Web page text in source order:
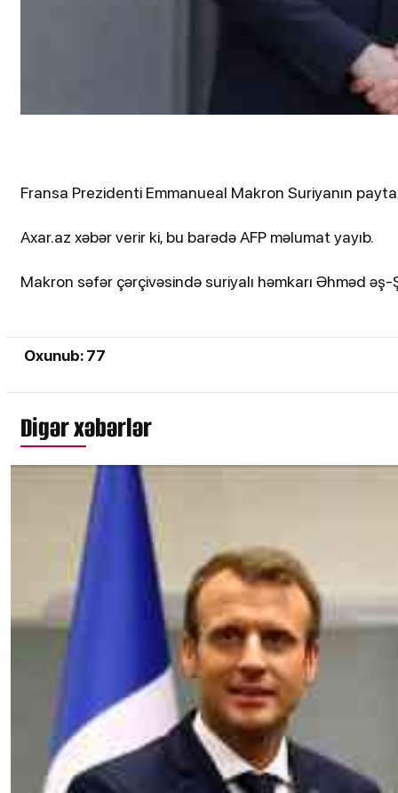
Fransa Prezidenti Emmanueal Makron Suriyanın
Axar.az xəbər verir ki, bu barədə AFP məlumat yayıb.
Makron səfər çərçivəsində suriyalı həmkarı Əhməd
Oxunub: 77
Digər xəbərlər